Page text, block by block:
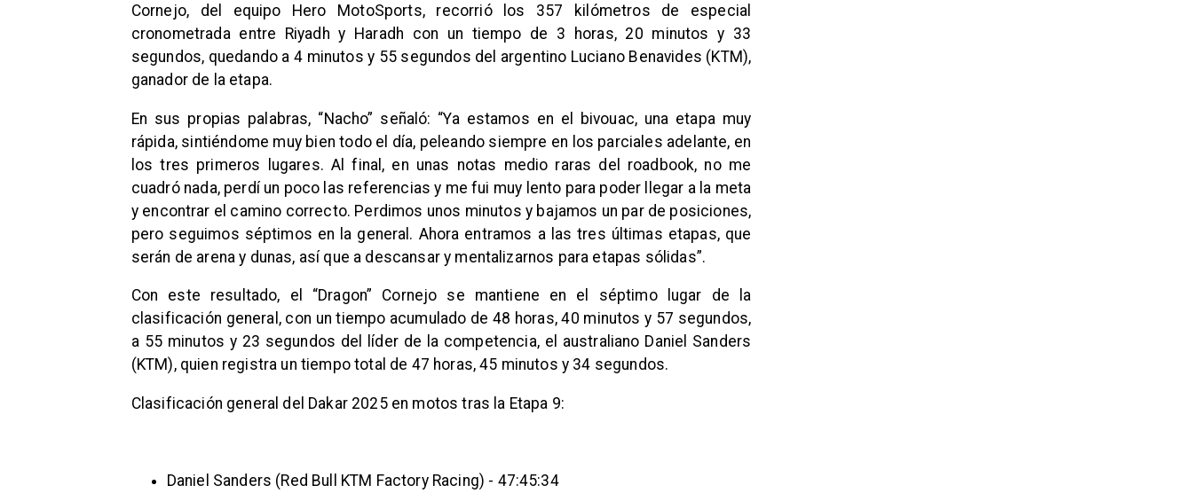
Cornejo, del equipo Hero MotoSports, recorrió los 357 kilómetros de especial
cronometrada entre Riyadh y Haradh con un tiempo de 3 horas, 20 minutos y 33
segundos, quedando a 4 minutos y 55 segundos del argentino Luciano Benavides (KTM),
ganador de la etapa.
En sus propias palabras, “Nacho” señaló: “Ya estamos en el bivouac, una etapa muy
rápida, sintiéndome muy bien todo el día, peleando siempre en los parciales adelante, en
los tres primeros lugares. Al final, en unas notas medio raras del roadbook, no me
cuadró nada, perdí un poco las referencias y me fui muy lento para poder llegar a la meta
y encontrar el camino correcto. Perdimos unos minutos y bajamos un par de posiciones,
pero seguimos séptimos en la general. Ahora entramos a las tres últimas etapas, que
serán de arena y dunas, así que a descansar y mentalizarnos para etapas sólidas”.
Con este resultado, el “Dragon” Cornejo se mantiene en el séptimo lugar de la
clasificación general, con un tiempo acumulado de 48 horas, 40 minutos y 57 segundos,
a 55 minutos y 23 segundos del líder de la competencia, el australiano Daniel Sanders
(KTM), quien registra un tiempo total de 47 horas, 45 minutos y 34 segundos.
Clasificación general del Dakar 2025 en motos tras la Etapa 9:
Daniel Sanders (Red Bull KTM Factory Racing) - 47:45:34